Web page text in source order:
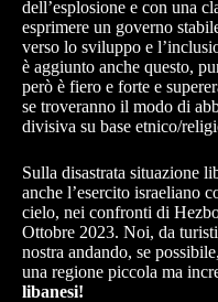
dell’esplosione e con una
esprimere un governo
verso lo sviluppo e
è aggiunto anche questo,
però è fiero e forte e
se troveranno il modo di
divisiva su base etnico/
Sulla disastrata situazione
anche l’esercito israeliano
cielo, nei confronti di
Ottobre 2023. Noi, da
nostra andando, se
una regione piccola ma
libanesi!